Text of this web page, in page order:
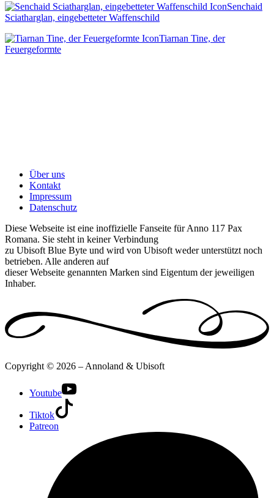
Senchaid
Sciatharglan, eingebetteter Waffenschild
Tiarnan Tine, der
Feuergeformte
Über uns
Kontakt
Impressum
Datenschutz
Diese Webseite ist eine inoffizielle Fanseite für Anno 117 Pax
Romana. Sie steht in keiner Verbindung
zu Ubisoft Blue Byte und wird von Ubisoft weder unterstützt noch
betrieben. Alle anderen auf
dieser Webseite genannten Marken sind Eigentum der jeweiligen
Inhaber.
Copyright © 2026 – Annoland & Ubisoft
Youtube
Tiktok
Patreon